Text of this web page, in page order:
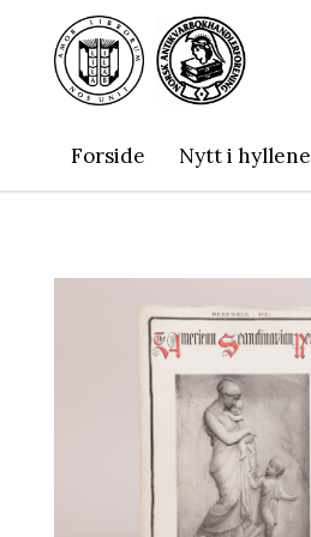
Forside Nytt i hyllene